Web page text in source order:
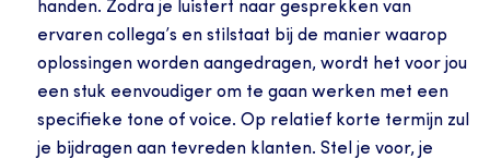
handen. Zodra je luistert naar gesprekken van
ervaren collega’s en stilstaat bij de manier waarop
oplossingen worden aangedragen, wordt het voor jou
een stuk eenvoudiger om te gaan werken met een
specifieke tone of voice. Op relatief korte termijn zul
je bijdragen aan tevreden klanten. Stel je voor, je